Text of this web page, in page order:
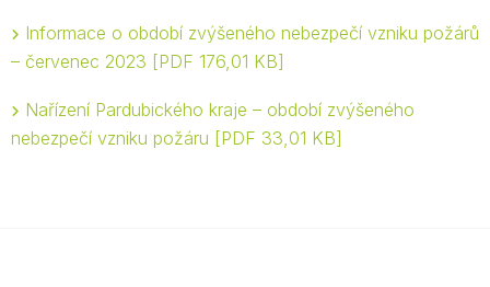
Informace o období zvýšeného nebezpečí vzniku požárů
– červenec 2023
PDF 176,01 KB
Nařízení Pardubického kraje – období zvýšeného
nebezpečí vzniku požáru
PDF 33,01 KB